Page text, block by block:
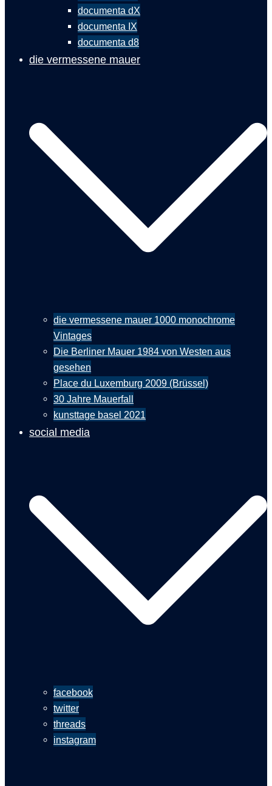
documenta dX
documenta IX
documenta d8
die vermessene mauer
die vermessene mauer 1000 monochrome
Vintages
Die Berliner Mauer 1984 von Westen aus
gesehen
Place du Luxemburg 2009 (Brüssel)
30 Jahre Mauerfall
kunsttage basel 2021
social media
facebook
twitter
threads
instagram